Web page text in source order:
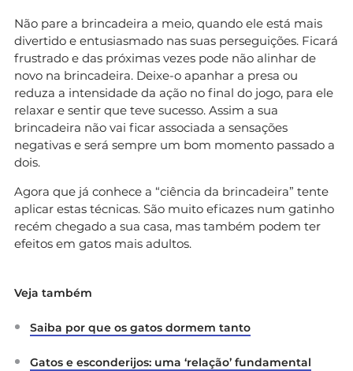
Não pare a brincadeira a meio, quando ele está mais
divertido e entusiasmado nas suas perseguições. Ficará
frustrado e das próximas vezes pode não alinhar de
novo na brincadeira. Deixe-o apanhar a presa ou
reduza a intensidade da ação no final do jogo, para ele
relaxar e sentir que teve sucesso. Assim a sua
brincadeira não vai ficar associada a sensações
negativas e será sempre um bom momento passado a
dois.
Agora que já conhece a “ciência da brincadeira” tente
aplicar estas técnicas. São muito eficazes num gatinho
recém chegado a sua casa, mas também podem ter
efeitos em gatos mais adultos.
Veja também
Saiba por que os gatos dormem tanto
Gatos e esconderijos: uma ‘relação’ fundamental